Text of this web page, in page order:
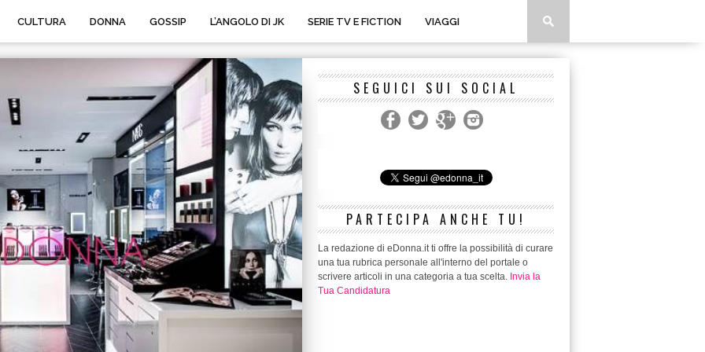
CULTURA DONNA GOSSIP L’ANGOLO DI JK SERIE TV E FICTION VIAGGI
SEGUICI SUI SOCIAL
PARTECIPA ANCHE TU!
La redazione di eDonna.it ti offre la possibilità di curare
una tua rubrica personale all'interno del portale o
scrivere articoli in una categoria a tua scelta. Invia la
Tua Candidatura